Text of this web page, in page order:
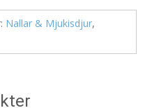
Nallar & Mjukisdjur,